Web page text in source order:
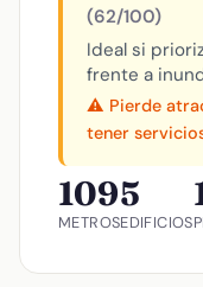
(62/100)
Ideal si
frente a
⚠️ Pierde
tener
109
METROS
5
EDIFICIOS